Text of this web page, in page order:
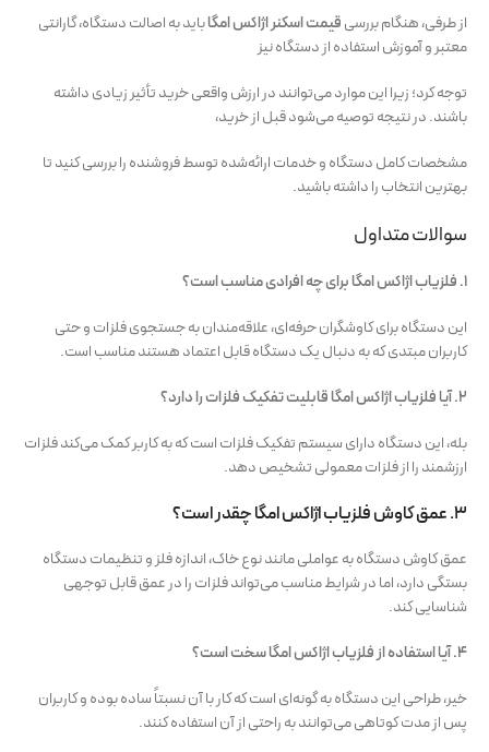
از طرفی، هنگام بررسیقیمت اسکنر اژاکس امگاباید به اصالت دستگاه، گارانتی
معتبر و آموزش استفاده از دستگاه نیز
توجه کرد؛ زیرا این موارد می‌توانند در ارزش واقعی خرید تأثیر زیادی داشته
باشند. در نتیجه توصیه می‌شود قبل از خرید،
مشخصات کامل دستگاه و خدمات ارائه‌شده توسط فروشنده را بررسی کنید تا
بهترین انتخاب را داشته باشید.
سوالات متداول
1. فلزیاب اژاکس امگا برای چه افرادی مناسب است؟
این دستگاه برای کاوشگران حرفه‌ای، علاقه‌مندان به جستجوی فلزات و حتی
کاربران مبتدی که به دنبال یک دستگاه قابل اعتماد هستند مناسب است.
2. آیا فلزیاب اژاکس امگا قابلیت تفکیک فلزات را دارد؟
بله، این دستگاه دارای سیستم تفکیک فلزات است که به کاربر کمک می‌کند فلزات
ارزشمند را از فلزات معمولی تشخیص دهد.
3. عمق کاوش فلزیاب اژاکس امگا چقدر است؟
عمق کاوش دستگاه به عواملی مانند نوع خاک، اندازه فلز و تنظیمات دستگاه
بستگی دارد، اما در شرایط مناسب می‌تواند فلزات را در عمق قابل توجهی
شناسایی کند.
4. آیا استفاده از فلزیاب اژاکس امگا سخت است؟
خیر، طراحی این دستگاه به گونه‌ای است که کار با آن نسبتاً ساده بوده و کاربران
پس از مدت کوتاهی می‌توانند به راحتی از آن استفاده کنند.